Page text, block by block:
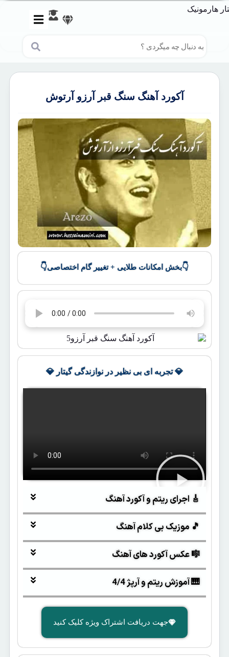
آکورد آهنگ سنگ قبر آرزو آرتوش
👇بخش امکانات طلایی + تغییر گام اختصاصی👇
💎 تجربه ای بی نظیر در نوازندگی گیتار 💎
🎸 اجرای ریتم و آکورد آهنگ
🎵 موزیک بی کلام آهنگ
🎼 عکس آکورد های آهنگ
🎹 آموزش ریتم و آرپژ 4/4
جهت دریافت اشتراک ویژه کلیک کنید